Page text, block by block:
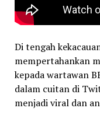
Di tengah
mempertahankan
kepada wartawan
dalam cuitan di
menjadi viral dan